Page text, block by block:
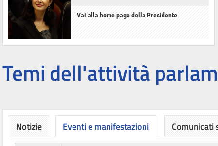
Vai alla home page della Presidente
Temi dell'attività
Notizie Eventi e manifestazioni Comunicati